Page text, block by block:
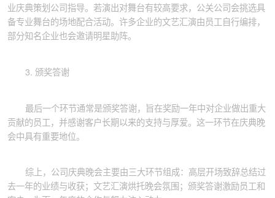
业庆典策划公司指导。若演出对舞台有较高要求，公关公司会挑选具
备专业舞台的场地配合活动。许多企业的文艺汇演由员工自行编排，
部分知名企业也会邀请明星助阵。
3. 颁奖答谢
最后一个环节通常是颁奖答谢，旨在奖励一年中对企业做出重大
贡献的员工，并感谢客户长期以来的支持与厚爱。这一环节在庆典晚
会中具有重要地位。
综上，公司庆典晚会主要由三大环节组成：高层开场致辞总结过
去一年的业绩与收获；文艺汇演烘托晚会氛围；颁奖答谢激励员工和